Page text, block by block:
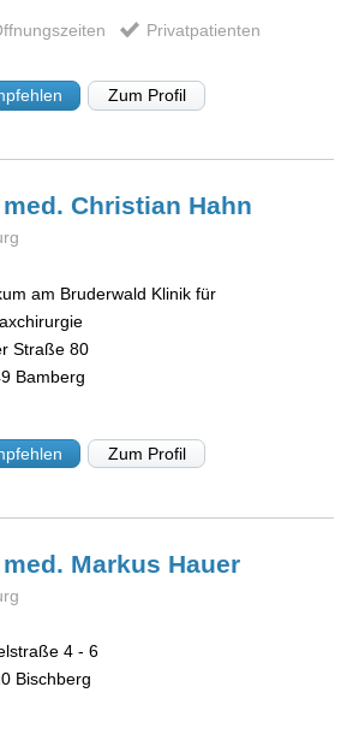
Privatpatienten
Zum Profil
med. Christian Hahn
am Bruderwald Klinik für
Straße 80
Bamberg
Zum Profil
med. Markus Hauer
4 - 6
Bischberg